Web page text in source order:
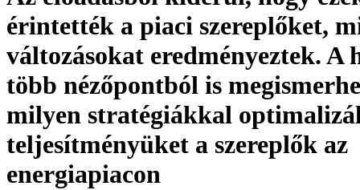
érintették a piaci szereplőket,
változásokat eredményeztek. A
több nézőpontból is
milyen stratégiákkal
teljesítményüket a szereplők az
energiapiacon